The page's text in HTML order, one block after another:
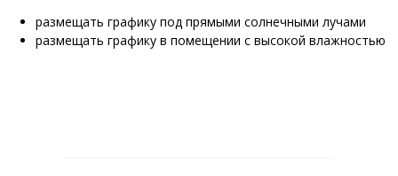
размещать графику под прямыми солнечными лучами
размещать графику в помещении с высокой влажностью